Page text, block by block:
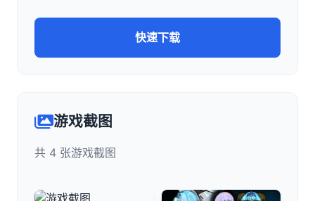
快速下载
游戏截图
共 4 张游戏截图